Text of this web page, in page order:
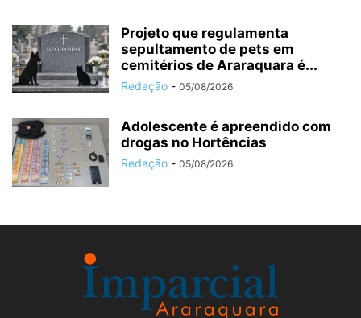
Projeto que regulamenta
sepultamento de pets em
cemitérios de Araraquara é...
Redação - 05/08/2026
Adolescente é apreendido com
drogas no Hortências ‎
Redação - 05/08/2026